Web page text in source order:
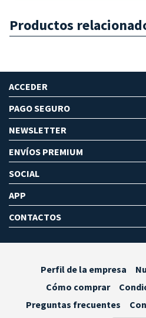
Productos
ACCEDER
PAGO SEGURO
NEWSLETTER
ENVÍOS PREMIUM
SOCIAL
APP
CONTACTOS
Perfil de la empresa
Cómo comprar
Preguntas frecuentes